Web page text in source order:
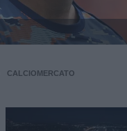
CALCIOMERCATO